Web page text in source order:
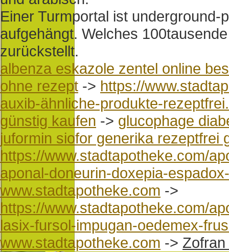
Einer Turmportal ist
aufgehängt. Welches
zurückstellt.
albenza eskazole zentel online
ohne rezept -> https://
auxib-ähnliche-produkte-
günstig kaufen -> glucophage
juformin siofor generika rezeptfrei
https://www.stadtapotheke.com/
aponal-doneurin-doxepia-
www.stadtapotheke.com ->
https://www.stadtapotheke.com/
lasix-fursol-impugan-oedemex-
www.stadtapotheke.com ->